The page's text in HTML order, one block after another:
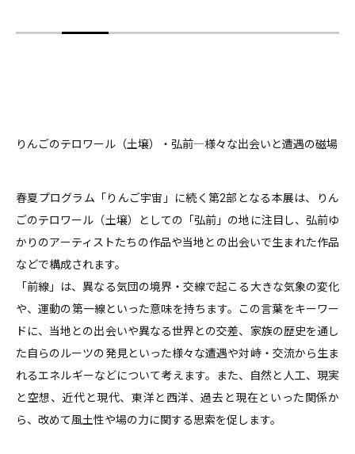
りんごのテロワール（土壌）・弘前―様々な出会いと遭遇の磁場
春夏プログラム「りんご宇宙」に続く第2部となる本展は、りん
ごのテロワール（土壌）としての「弘前」の地に注目し、弘前ゆ
かりのアーティストたちの作品や当地との出会いで生まれた作品
などで構成されます。
「前線」は、異なる気団の境界・交線で起こる大きな気象の変化
や、運動の第一線といった意味を持ちます。この言葉をキーワー
ドに、当地との出会いや異なる世界との交差、家族の歴史を通し
た自らのルーツの発見といった様々な遭遇や対峙・交流から生ま
れるエネルギーなどについて考えます。また、自然と人工、現実
と空想、近代と現代、東洋と西洋、過去と現在といった関係か
ら、改めて風土性や場の力に関する思索を促します。